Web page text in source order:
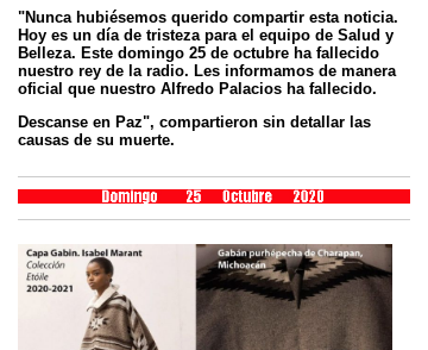
"Nunca hubiésemos querido compartir esta noticia.
Hoy es un día de tristeza para el equipo de Salud y
Belleza. Este domingo 25 de octubre ha fallecido
nuestro rey de la radio. Les informamos de manera
oficial que nuestro Alfredo Palacios ha fallecido.
Descanse en Paz", compartieron sin detallar las
causas de su muerte.